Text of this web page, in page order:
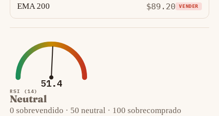
EMA 200 $89.20 VENDER
51.4
RSI (14)
Neutral
0 sobrevendido · 50 neutral · 100 sobrecomprado